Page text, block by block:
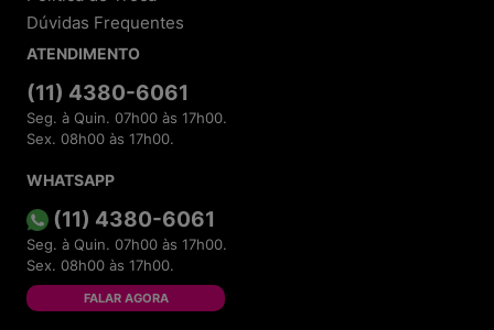
Dúvidas Frequentes
ATENDIMENTO
(11) 4380-6061
Seg. à Quin. 07h00 às 17h00.
Sex. 08h00 às 17h00.
WHATSAPP
(11) 4380-6061
Seg. à Quin. 07h00 às 17h00.
Sex. 08h00 às 17h00.
FALAR AGORA